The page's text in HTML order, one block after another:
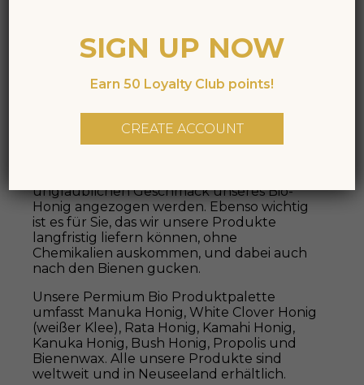
geerntet, die in ganz entlegenen Gebieten
Abenteuer\" nur zu den Bienenstöcken
hinzukommen. TranzAlpineHoney ist ein
Familienunternehmen und seit über 100
unglaublichen Geschmack unseres Bio-
Honig angezogen werden. Ebenso wichtig
ist es für Sie, das wir unsere Produkte
langfristig liefern können, ohne
Chemikalien auskommen, und dabei auch
nach den Bienen gucken.
Unsere Permium Bio Produktpalette
umfasst Manuka Honig, White Clover Honig
(weißer Klee), Rata Honig, Kamahi Honig,
Kanuka Honig, Bush Honig, Propolis und
Bienenwax. Alle unsere Produkte sind
weltweit und in Neuseeland erhältlich.
SIGN UP NOW
Earn 50 Loyalty Club points!
CREATE ACCOUNT